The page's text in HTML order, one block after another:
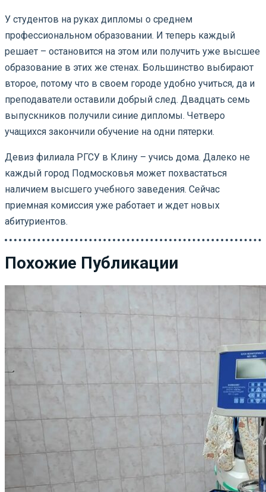
У студентов на руках дипломы о среднем
профессиональном образовании. И теперь каждый
решает – остановится на этом или получить уже высшее
образование в этих же стенах. Большинство выбирают
второе, потому что в своем городе удобно учиться, да и
преподаватели оставили добрый след. Двадцать семь
выпускников получили синие дипломы. Четверо
учащихся закончили обучение на одни пятерки.
Девиз филиала РГСУ в Клину – учись дома. Далеко не
каждый город Подмосковья может похвастаться
наличием высшего учебного заведения. Сейчас
приемная комиссия уже работает и ждет новых
абитуриентов.
Похожие Публикации